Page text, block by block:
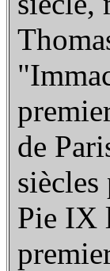
de
Pie IX